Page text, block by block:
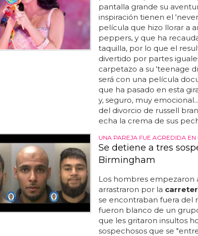
pantalla grande su
inspiración tienen el
película que hizo llorar a
peppers, y que ha
taquilla, por lo que el
divertido por partes
carpetazo a su 'teenage
será con una película
que ha pasado en esta
y, seguro, muy
del divorcio de russell
echa la crema de sus
UNA PAREJA FUE AGREDIDA
Se detiene a tres
Birmingham
Los hombres empezaron
arrastraron por la
se encontraban fuera del
fueron blanco de un
que les gritaron insultos
sospechosos que se